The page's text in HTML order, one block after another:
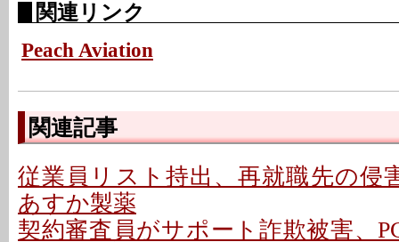
関連リンク
Peach Aviation
関連記事
従業員リスト持出、再就職先の侵
あすか製薬
契約審査員がサポート詐欺被害、